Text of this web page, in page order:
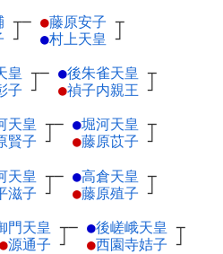
┬
┘
─ ●藤原安子 ┬
●村上天皇 ┘
皇 ┬
子 ┘
─ ●後朱雀天皇 ┬
●禎子内親王 ┘
天皇 ┬
賢子 ┘
─ ●堀河天皇 ┬
●藤原苡子 ┘
天皇 ┬
滋子 ┘
─ ●高倉天皇 ┬
●藤原殖子 ┘
門天皇 ┬
●源通子 ┘
─ ●後嵯峨天皇 ┬
●西園寺姞子 ┘